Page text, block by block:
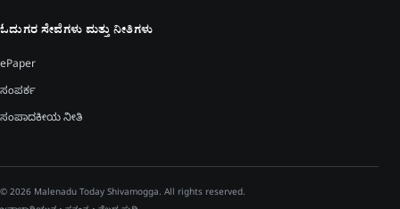
ಓದುಗರ ಸೇವೆಗಳು ಮತ್ತು ನೀತಿಗಳು
ePaper
ಸಂಪರ್ಕ
ಸಂಪಾದಕೀಯ ನೀತಿ
© 2026 Malenadu Today Shivamogga. All rights reserved.